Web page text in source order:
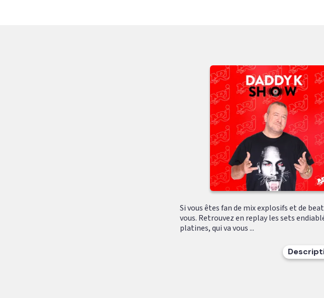
Si vous êtes fan de mix explosifs et de
vous. Retrouvez en replay les sets
platines, qui va vous ...